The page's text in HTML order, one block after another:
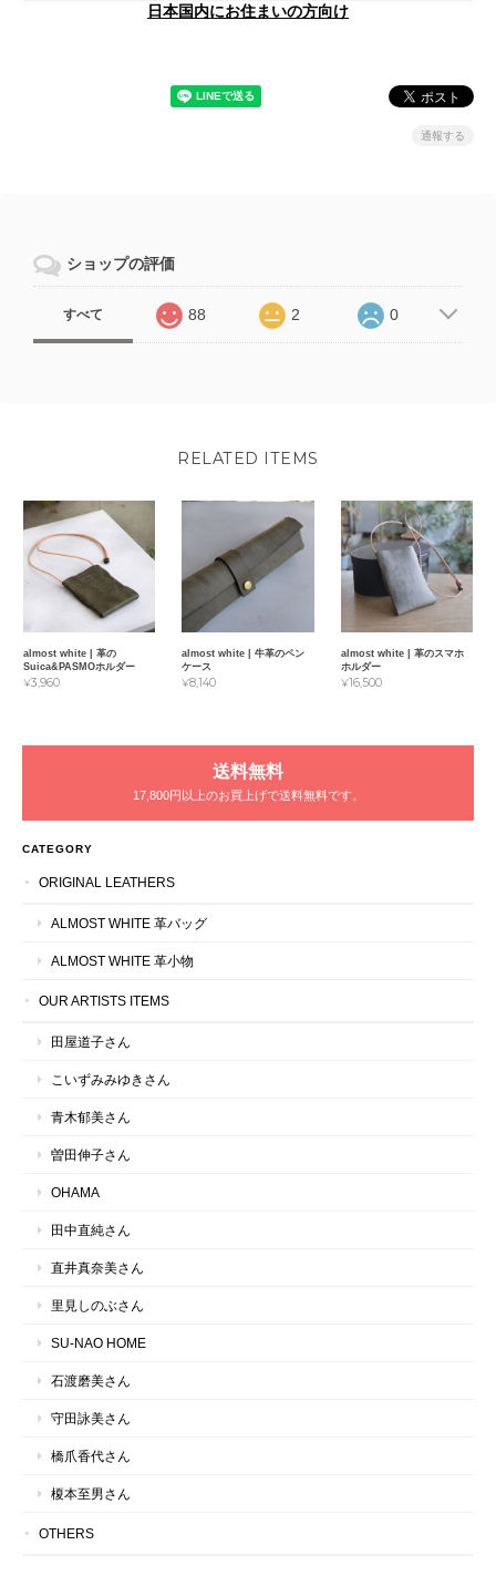
日本国内にお住まいの方向け
通報する
ショップの評価
すべて 88 2 0
RELATED ITEMS
almost white | 革の
Suica&PASMOホルダー
¥3,960
almost white | 牛革のペン
ケース
¥8,140
almost white | 革のスマホ
ホルダー
¥16,500
送料無料
17,800円以上のお買上げで送料無料です。
CATEGORY
ORIGINAL LEATHERS
ALMOST WHITE 革バッグ
ALMOST WHITE 革小物
OUR ARTISTS ITEMS
田屋道子さん
こいずみみゆきさん
青木郁美さん
曽田伸子さん
OHAMA
田中直純さん
直井真奈美さん
里見しのぶさん
SU-NAO HOME
石渡磨美さん
守田詠美さん
橋爪香代さん
榎本至男さん
OTHERS